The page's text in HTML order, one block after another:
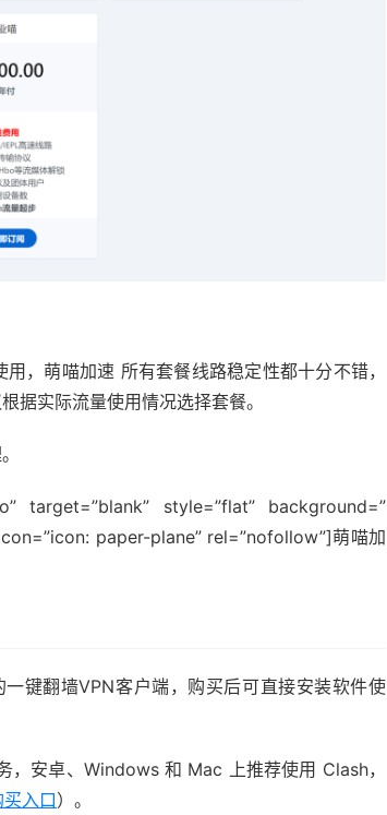
，萌喵加速 所有套餐线路稳定性都十分不错，
据实际流量使用情况选择套餐。
target=”blank” style=”flat” background=”
paper-plane” rel=”nofollow”]萌喵加
键翻墙VPN客户端，购买后可直接安装软件使
安卓、Windows 和 Mac 上推荐使用 Clash，
买入口）。